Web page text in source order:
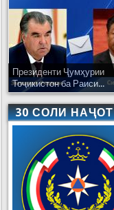
Президенти Ҷумҳурии
Тоҷикистон ба Раиси...
30 СОЛИ НАҶОТ